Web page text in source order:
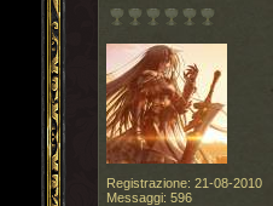
Registrazione: 21-08-2010
Messaggi: 596